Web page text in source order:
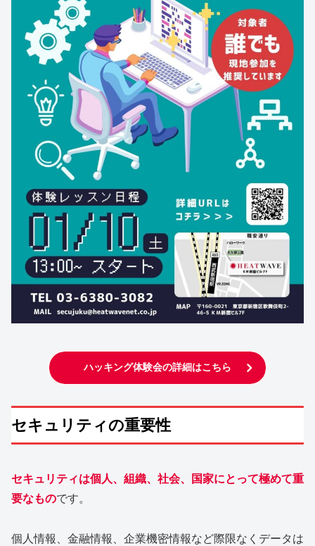
ハッキング体験会の詳細はこちら
セキュリティの重要性
セキュリティは個人、組織、社会、国家にとって極めて重
要なものです。
個人情報、金融情報、企業機密情報など際限なくデータは